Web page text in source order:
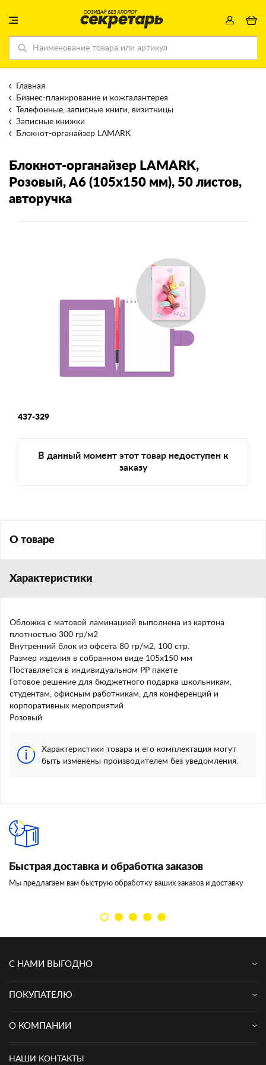
Главная
Бизнес-планирование и кожгалантерея
Телефонные, записные книги, визитницы
Записные книжки
Блокнот-органайзер LAMARK
Блокнот-органайзер LAMARK,
Розовый, А6 (105х150 мм), 50 листов,
авторучка
437-329
В данный момент этот товар недоступен к
заказу
О товаре
Характеристики
Обложка с матовой ламинацией выполнена из картона
плотностью 300 гр/м2
Внутренний блок из офсета 80 гр/м2, 100 стр.
Размер изделия в собранном виде 105х150 мм
Поставляется в индивидуальном PP пакете
Готовое решение для бюджетного подарка школьникам,
студентам, офисным работникам, для конференций и
корпоративных мероприятий
Розовый
Характеристики товара и его комплектация могут
быть изменены производителем без уведомления.
Быстрая доставка и обработка заказов
Мы предлагаем вам быструю обработку ваших заказов и доставку
С НАМИ ВЫГОДНО
ПОКУПАТЕЛЮ
О КОМПАНИИ
НАШИ КОНТАКТЫ